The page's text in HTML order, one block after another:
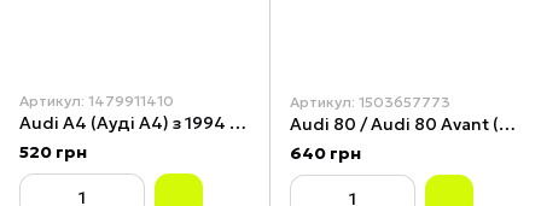
Артикул: 1479911410
Audi A4 (Ауді А4) з 1994 р. Інструкція з ремонту й експлуатації. Книга.
520 грн
Артикул: 1503657773
Audi 80 / Audi 80 Avant (Ауді 80). Посібник з ремонту й експлуатації. Книга.
640 грн